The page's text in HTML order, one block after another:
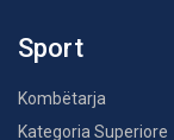
Sport
Kombëtarja
Kategoria Superiore